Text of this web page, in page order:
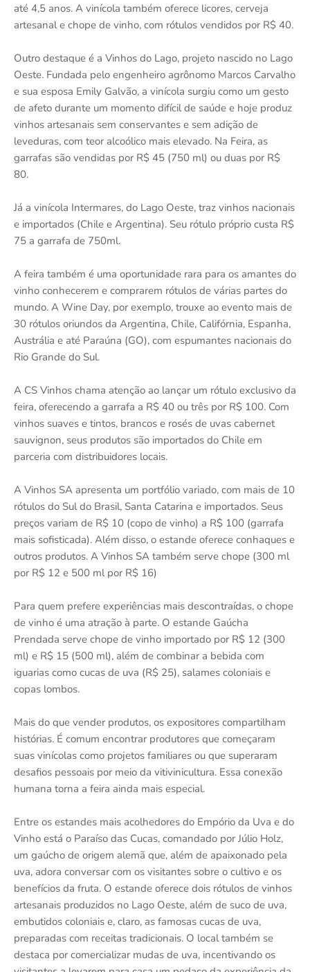
até 4,5 anos. A vinícola também oferece licores, cerveja
artesanal e chope de vinho, com rótulos vendidos por R$ 40.
Outro destaque é a Vinhos do Lago, projeto nascido no Lago
Oeste. Fundada pelo engenheiro agrônomo Marcos Carvalho
e sua esposa Emily Galvão, a vinícola surgiu como um gesto
de afeto durante um momento difícil de saúde e hoje produz
vinhos artesanais sem conservantes e sem adição de
leveduras, com teor alcoólico mais elevado. Na Feira, as
garrafas são vendidas por R$ 45 (750 ml) ou duas por R$
80.
Já a vinícola Intermares, do Lago Oeste, traz vinhos nacionais
e importados (Chile e Argentina). Seu rótulo próprio custa R$
75 a garrafa de 750ml.
A feira também é uma oportunidade rara para os amantes do
vinho conhecerem e comprarem rótulos de várias partes do
mundo. A Wine Day, por exemplo, trouxe ao evento mais de
30 rótulos oriundos da Argentina, Chile, Califórnia, Espanha,
Austrália e até Paraúna (GO), com espumantes nacionais do
Rio Grande do Sul.
A CS Vinhos chama atenção ao lançar um rótulo exclusivo da
feira, oferecendo a garrafa a R$ 40 ou três por R$ 100. Com
vinhos suaves e tintos, brancos e rosés de uvas cabernet
sauvignon, seus produtos são importados do Chile em
parceria com distribuidores locais.
A Vinhos SA apresenta um portfólio variado, com mais de 10
rótulos do Sul do Brasil, Santa Catarina e importados. Seus
preços variam de R$ 10 (copo de vinho) a R$ 100 (garrafa
mais sofisticada). Além disso, o estande oferece conhaques e
outros produtos. A Vinhos SA também serve chope (300 ml
por R$ 12 e 500 ml por R$ 16)
Para quem prefere experiências mais descontraídas, o chope
de vinho é uma atração à parte. O estande Gaúcha
Prendada serve chope de vinho importado por R$ 12 (300
ml) e R$ 15 (500 ml), além de combinar a bebida com
iguarias como cucas de uva (R$ 25), salames coloniais e
copas lombos.
Mais do que vender produtos, os expositores compartilham
histórias. É comum encontrar produtores que começaram
suas vinícolas como projetos familiares ou que superaram
desafios pessoais por meio da vitivinicultura. Essa conexão
humana torna a feira ainda mais especial.
Entre os estandes mais acolhedores do Empório da Uva e do
Vinho está o Paraíso das Cucas, comandado por Júlio Holz,
um gaúcho de origem alemã que, além de apaixonado pela
uva, adora conversar com os visitantes sobre o cultivo e os
benefícios da fruta. O estande oferece dois rótulos de vinhos
artesanais produzidos no Lago Oeste, além de suco de uva,
embutidos coloniais e, claro, as famosas cucas de uva,
preparadas com receitas tradicionais. O local também se
destaca por comercializar mudas de uva, incentivando os